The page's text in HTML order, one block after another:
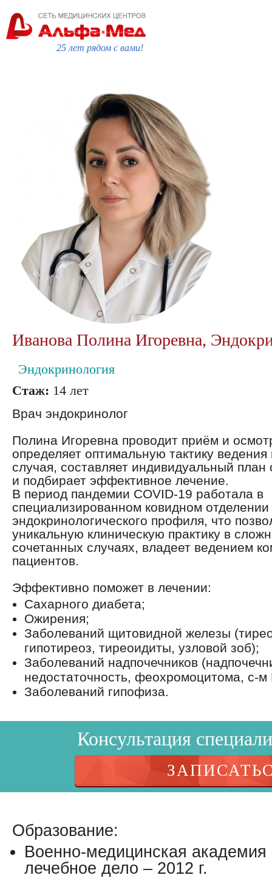
25 лет рядом с вами!
Иванова Полина Игоревна,
Эндокринология
Стаж: 14 лет
Врач эндокринолог
Полина Игоревна проводит приём и
определяет оптимальную тактику ведения
случая, составляет индивидуальный план
и подбирает эффективное лечение.
В период пандемии COVID-19 работала в
специализированном ковидном
эндокринологического профиля, что
уникальную клиническую практику в
сочетанных случаях, владеет ведением
пациентов.
Эффективно поможет в лечении:
Сахарного диабета;
Ожирения;
Заболеваний щитовидной железы
гипотиреоз, тиреоидиты, узловой зоб);
Заболеваний надпочечников
недостаточность, феохромоцитома, с-м
Заболеваний гипофиза.
Консультация
Образование:
Военно-медицинская
лечебное дело – 2012 г.